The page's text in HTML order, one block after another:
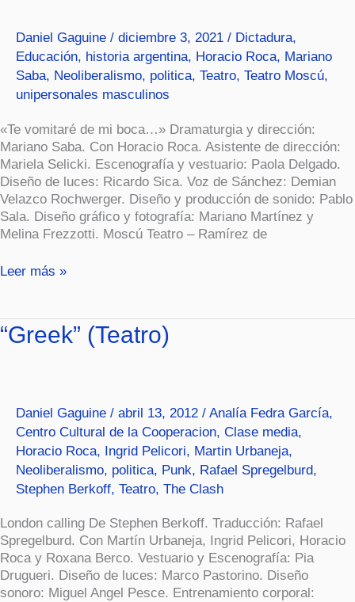
Daniel Gaguine / diciembre 3, 2021 / Dictadura,
Educación, historia argentina, Horacio Roca, Mariano
Saba, Neoliberalismo, politica, Teatro, Teatro Moscú,
unipersonales masculinos
«Te vomitaré de mi boca…» Dramaturgia y dirección:
Mariano Saba. Con Horacio Roca. Asistente de dirección:
Mariela Selicki. Escenografía y vestuario: Paola Delgado.
Diseño de luces: Ricardo Sica. Voz de Sánchez: Demian
Velazco Rochwerger. Diseño y producción de sonido: Pablo
Sala. Diseño gráfico y fotografía: Mariano Martínez y
Melina Frezzotti. Moscú Teatro – Ramírez de
Leer más »
“Greek” (Teatro)
Daniel Gaguine / abril 13, 2012 / Analía Fedra García,
Centro Cultural de la Cooperacion, Clase media,
Horacio Roca, Ingrid Pelicori, Martin Urbaneja,
Neoliberalismo, politica, Punk, Rafael Spregelburd,
Stephen Berkoff, Teatro, The Clash
London calling De Stephen Berkoff. Traducción: Rafael
Spregelburd. Con Martín Urbaneja, Ingrid Pelicori, Horacio
Roca y Roxana Berco. Vestuario y Escenografía: Pia
Drugueri. Diseño de luces: Marco Pastorino. Diseño
sonoro: Miguel Angel Pesce. Entrenamiento corporal:
“Greek”
(Teatro)